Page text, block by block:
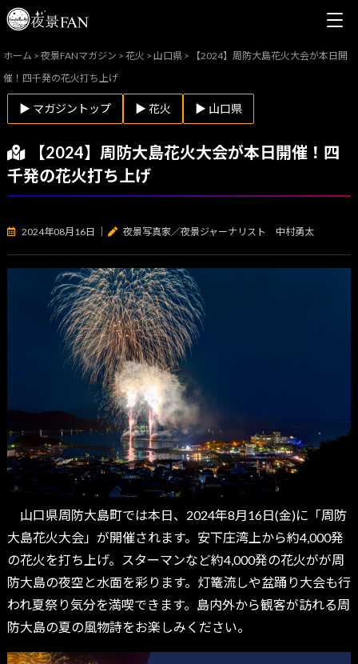
ホーム >夜景FANマガジン >花火 >山口県 >
【2024】周防大島花火大会が本日開
催！四千発の花火打ち上げ
▶ マガジントップ ▶ 花火 ▶ 山口県
【2024】周防大島花火大会が本日開催！四
千発の花火打ち上げ
2024年08月16日 夜景写真家／夜景ジャーナリスト 中村勇太
山口県周防大島町では本日、2024年8月16日(金)に「周防
大島花火大会」が開催されます。安下庄湾上から約4,000発
の花火を打ち上げ。スターマンなど約4,000発の花火がが周
防大島の夜空と水面を彩ります。灯篭流しや盆踊り大会も行
われ夏祭り気分を満喫できます。島内外から観客が訪れる周
防大島の夏の風物詩をお楽しみください。